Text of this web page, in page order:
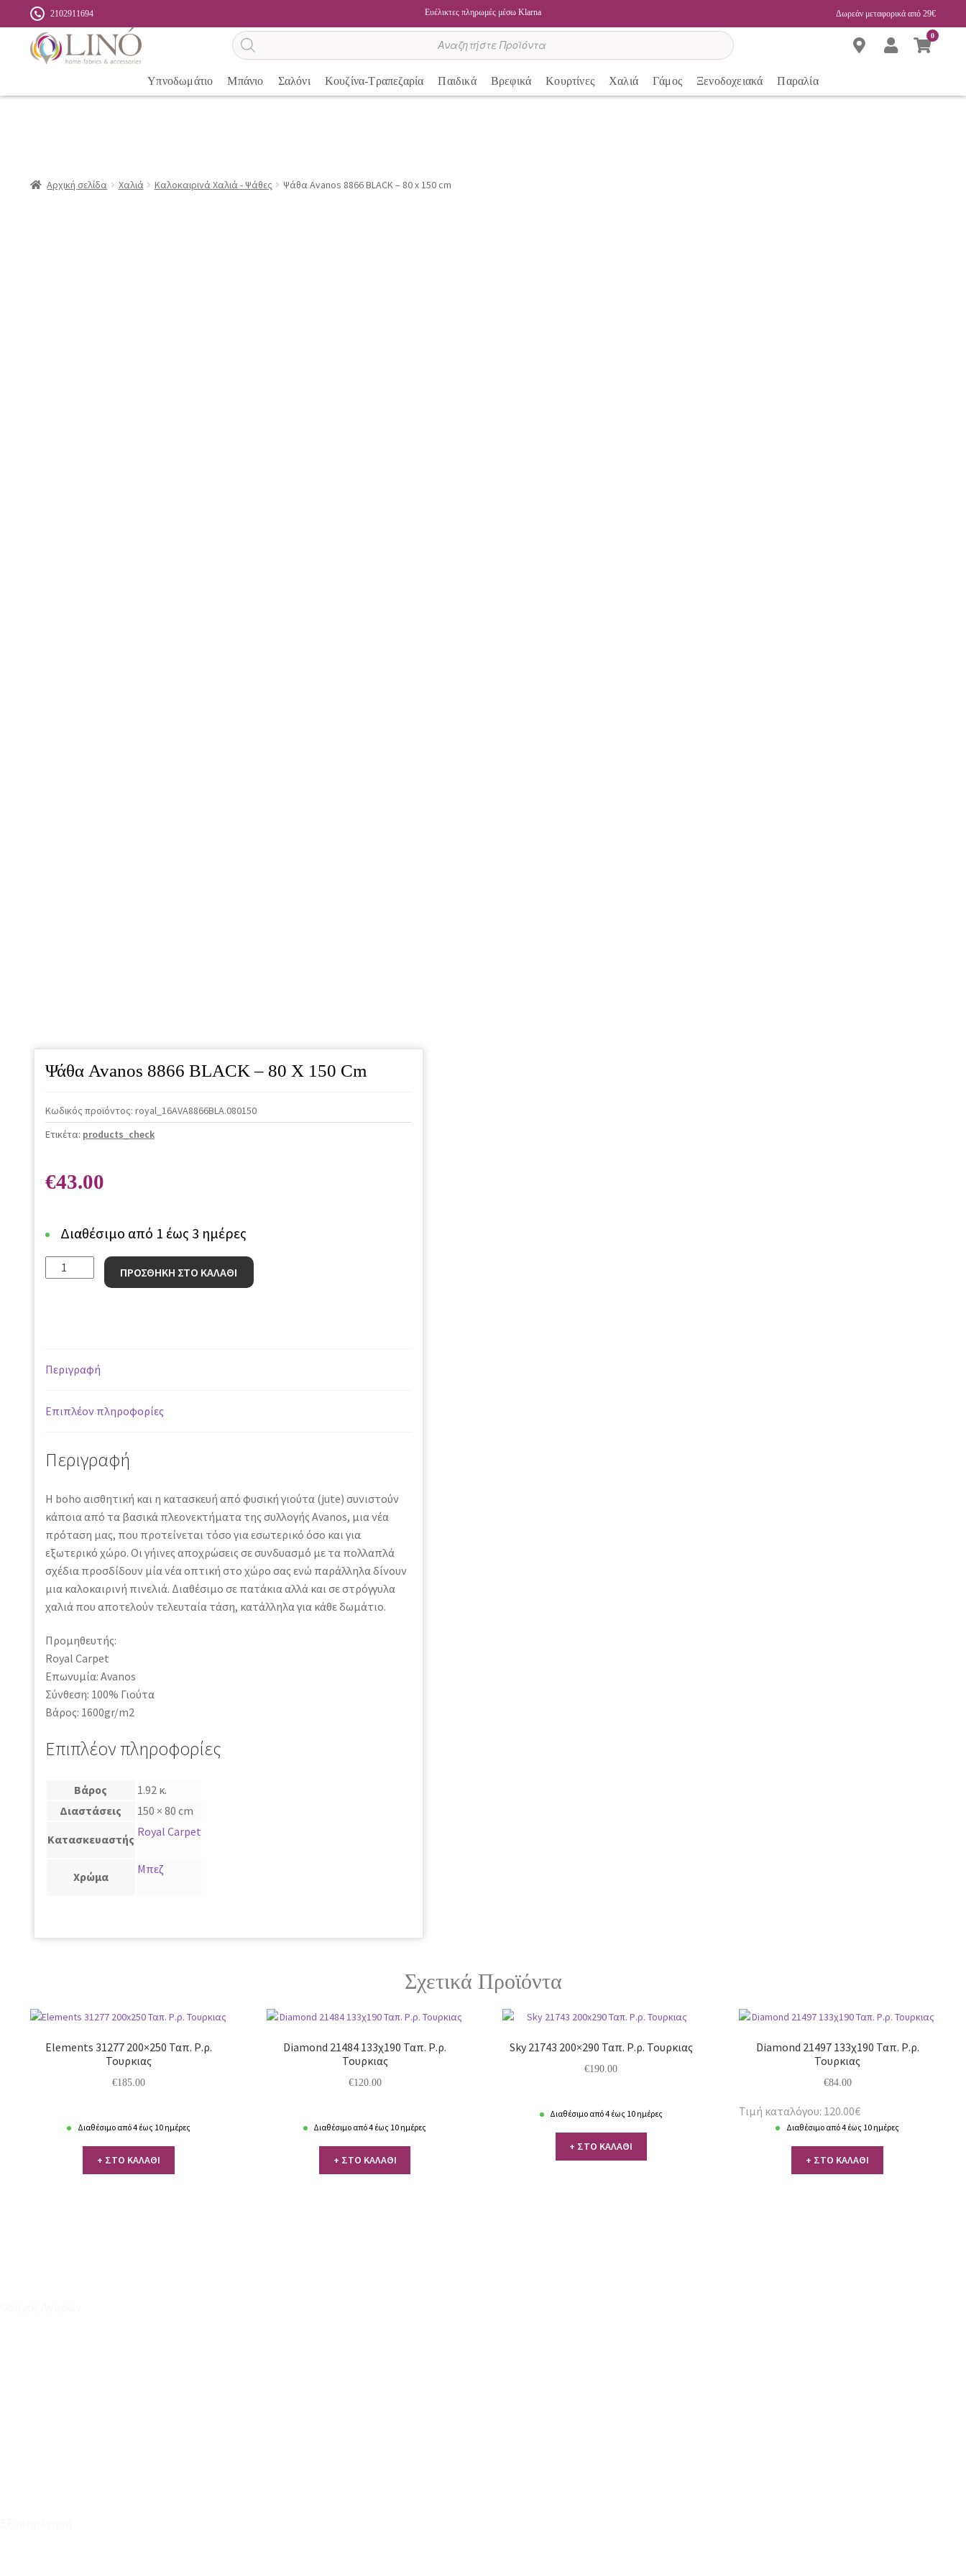
2102911694 Ευέλικτες πληρωμές μέσω Klarna Δωρεάν μεταφορικά από 29€
Αναζήτηση
προϊόντων
0
Υπνοδωμάτιο Μπάνιο Σαλόνι Κουζίνα-Τραπεζαρία Παιδικά Βρεφικά Κουρτίνες Χαλιά Γάμος Ξενοδοχειακά Παραλία
Αρχική σελίδα Χαλιά Καλοκαιρινά Χαλιά - Ψάθες Ψάθα Avanos 8866 BLACK – 80 x 150 cm
Ψάθα Avanos 8866 BLACK – 80 X 150 Cm
Κωδικός προϊόντος: royal_16AVA8866BLA.080150
Ετικέτα: products_check
€43.00
Διαθέσιμο από 1 έως 3 ημέρες
Ψάθα
Avanos
x
cm
ΠΡΟΣΘΗΚΗ ΣΤΟ ΚΑΛΑΘΙ
Περιγραφή
Επιπλέον πληροφορίες
Περιγραφή
Η boho αισθητική και η κατασκευή από φυσική γιούτα (jute) συνιστούν
κάποια από τα βασικά πλεονεκτήματα της συλλογής Avanos, μια νέα
πρόταση μας, που προτείνεται τόσο για εσωτερικό όσο και για
εξωτερικό χώρο. Οι γήινες αποχρώσεις σε συνδυασμό με τα πολλαπλά
σχέδια προσδίδουν μία νέα οπτική στο χώρο σας ενώ παράλληλα δίνουν
μια καλοκαιρινή πινελιά. Διαθέσιμο σε πατάκια αλλά και σε στρόγγυλα
χαλιά που αποτελούν τελευταία τάση, κατάλληλα για κάθε δωμάτιο.
Προμηθευτής:
Royal Carpet
Επωνυμία: Avanos
Σύνθεση: 100% Γιούτα
Βάρος: 1600gr/m2
Επιπλέον πληροφορίες
Βάρος
1.92 κ.
Διαστάσεις
150 × 80 cm
Κατασκευαστής
Royal Carpet
Χρώμα
Μπεζ
Σχετικά Προϊόντα
Elements 31277 200×250 Ταπ. Ρ.ρ.
Τουρκιας
€185.00
Διαθέσιμο από 4 έως 10 ημέρες
+ ΣΤΟ ΚΑΛΑΘΙ
Diamond 21484 133χ190 Ταπ. Ρ.ρ.
Τουρκιας
€120.00
Διαθέσιμο από 4 έως 10 ημέρες
+ ΣΤΟ ΚΑΛΑΘΙ
Sky 21743 200×290 Ταπ. Ρ.ρ. Τουρκιας
€190.00
Διαθέσιμο από 4 έως 10 ημέρες
+ ΣΤΟ ΚΑΛΑΘΙ
Diamond 21497 133χ190 Ταπ. Ρ.ρ.
Τουρκιας
€84.00
Τιμή καταλόγου: 120.00€
Διαθέσιμο από 4 έως 10 ημέρες
+ ΣΤΟ ΚΑΛΑΘΙ